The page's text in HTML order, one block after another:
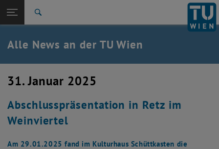
TU Login
Quicklinks
Quicklinks-Menü umschalten
Studium
Karriere
Zurück: Subseiten von TU Wien Startseite auflisten
Zurück zur letzten Ebene:
TU Wien Startseite
Übersicht
Alle News an der TU Wien
31. Januar 2025
Abschlusspräsentation in Retz im
Weinviertel
Am 29.01.2025 fand im Kulturhaus Schüttkasten die